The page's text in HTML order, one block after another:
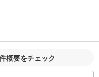
概要をチェック